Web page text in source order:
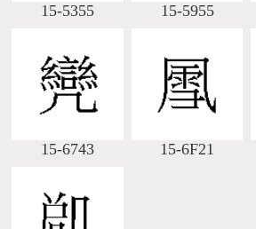
15-5355 15-5955
15-6743 15-6F21